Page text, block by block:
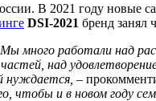
В 2021 году новые
DSI-2021 бренд занял
много работали над
над
нуждается, –
чтобы и в новом году